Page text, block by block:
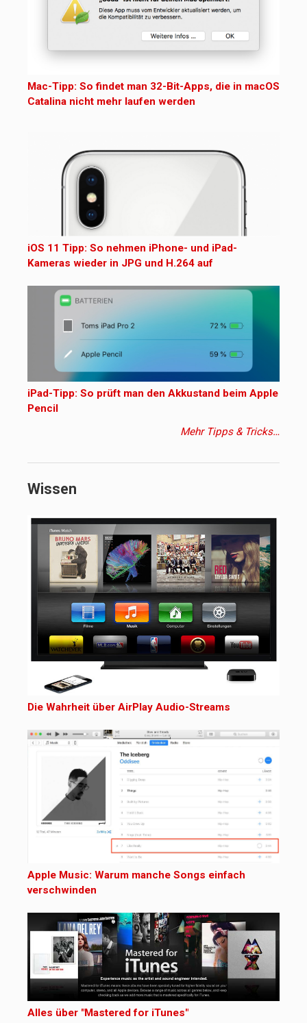
Mac-Tipp: So findet man 32-Bit-Apps, die in macOS
Catalina nicht mehr laufen werden
iOS 11 Tipp: So nehmen iPhone- und iPad-
Kameras wieder in JPG und H.264 auf
iPad-Tipp: So prüft man den Akkustand beim Apple
Pencil
Mehr Tipps & Tricks…
Wissen
Die Wahrheit über AirPlay Audio-Streams
Apple Music: Warum manche Songs einfach
verschwinden
Alles über "Mastered for iTunes"